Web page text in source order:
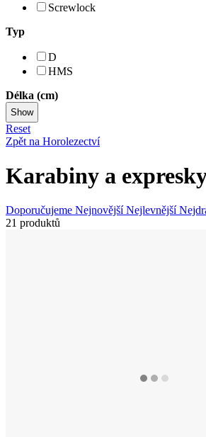
Screwlock
Typ
D
HMS
Délka (cm)
Reset
Zpět na Horolezectví
Karabiny a
Doporučujeme NejnovějšíNejlevnější
21 produktů